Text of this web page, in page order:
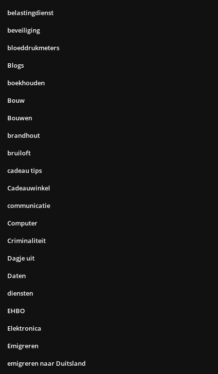
belastingdienst
beveiliging
bloeddrukmeters
Blogs
boekhouden
Bouw
Bouwen
brandhout
bruiloft
cadeau tips
Cadeauwinkel
communicatie
Computer
Criminaliteit
Dagje uit
Daten
diensten
EHBO
Elektronica
Emigreren
emigreren naar Duitsland